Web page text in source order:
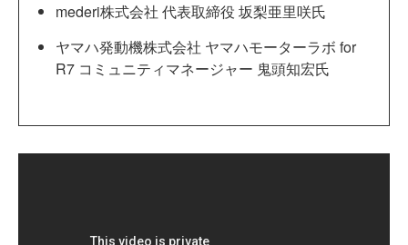
mederi株式会社 代表取締役 坂梨亜里咲氏
ヤマハ発動機株式会社 ヤマハモーターラボ for
R7 コミュニティマネージャー 鬼頭知宏氏